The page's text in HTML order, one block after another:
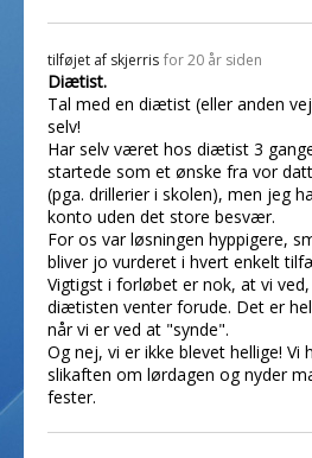
tilføjet af skjerris for 20 år siden
Diætist.
Tal med en diætist (eller anden
selv!
Har selv været hos diætist 3
startede som et ønske fra vor
(pga. drillerier i skolen), men jeg
konto uden det store besvær.
For os var løsningen hyppigere,
bliver jo vurderet i hvert enkelt
Vigtigst i forløbet er nok, at vi
diætisten venter forude. Det er
når vi er ved at "synde".
Og nej, vi er ikke blevet hellige! Vi
slikaften om lørdagen og nyder
fester.